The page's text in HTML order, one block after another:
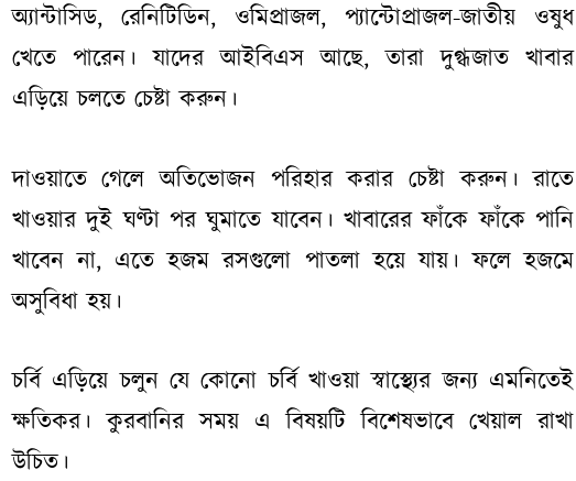
অ্যান্টাসিড, রেনিটিডিন, ওমিপ্রাজল, প্যান্টোপ্রাজল-জাতীয় ওষুধ
খেতে পারেন। যাদের আইবিএস আছে, তারা দুগ্ধজাত খাবার
এড়িয়ে চলতে চেষ্টা করুন।
দাওয়াতে গেলে অতিভোজন পরিহার করার চেষ্টা করুন। রাতে
খাওয়ার দুই ঘণ্টা পর ঘুমাতে যাবেন। খাবারের ফাঁকে ফাঁকে পানি
খাবেন না, এতে হজম রসগুলো পাতলা হয়ে যায়। ফলে হজমে
অসুবিধা হয়।
চর্বি এড়িয়ে চলুন যে কোনো চর্বি খাওয়া স্বাস্থ্যের জন্য এমনিতেই
ক্ষতিকর। কুরবানির সময় এ বিষয়টি বিশেষভাবে খেয়াল রাখা
উচিত।